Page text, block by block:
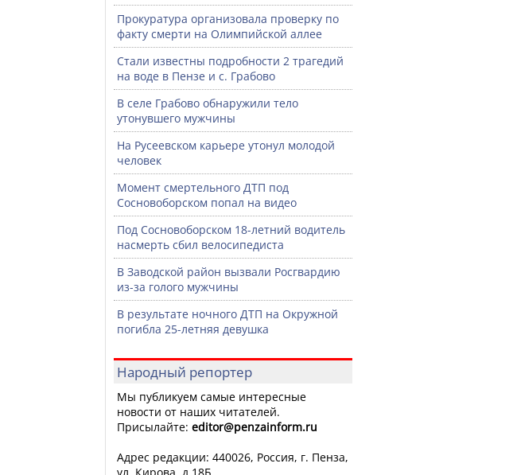
Прокуратура организовала проверку по
факту смерти на Олимпийской аллее
Стали известны подробности 2 трагедий
на воде в Пензе и с. Грабово
В селе Грабово обнаружили тело
утонувшего мужчины
На Русеевском карьере утонул молодой
человек
Момент смертельного ДТП под
Сосновоборском попал на видео
Под Сосновоборском 18-летний водитель
насмерть сбил велосипедиста
В Заводской район вызвали Росгвардию
из-за голого мужчины
В результате ночного ДТП на Окружной
погибла 25-летняя девушка
Народный репортер
Мы публикуем самые интересные
новости от наших читателей.
Присылайте: editor@penzainform.ru
Адрес редакции: 440026, Россия, г. Пенза,